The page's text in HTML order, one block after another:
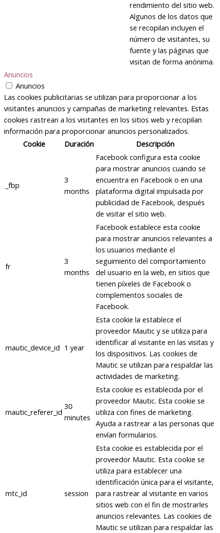
rendimiento del sitio web.
Algunos de los datos que
se recopilan incluyen el
número de visitantes, su
fuente y las páginas que
visitan de forma anónima.
Anuncios
Anuncios
Las cookies publicitarias se utilizan para proporcionar a los
visitantes anuncios y campañas de marketing relevantes. Estas
cookies rastrean a los visitantes en los sitios web y recopilan
información para proporcionar anuncios personalizados.
Cookie
Duración Descripción
_fbp
3
months
Facebook configura esta cookie
para mostrar anuncios cuando se
encuentra en Facebook o en una
plataforma digital impulsada por
publicidad de Facebook, después
de visitar el sitio web.
fr
3
months
Facebook establece esta cookie
para mostrar anuncios relevantes a
los usuarios mediante el
seguimiento del comportamiento
del usuario en la web, en sitios que
tienen píxeles de Facebook o
complementos sociales de
Facebook.
mautic_device_id 1 year
Esta cookie la establece el
proveedor Mautic y se utiliza para
identificar al visitante en las visitas y
los dispositivos. Las cookies de
Mautic se utilizan para respaldar las
actividades de marketing.
mautic_referer_id
30
minutes
Esta cookie es establecida por el
proveedor Mautic. Esta cookie se
utiliza con fines de marketing.
Ayuda a rastrear a las personas que
envían formularios.
mtc_id session
Esta cookie es establecida por el
proveedor Mautic. Esta cookie se
utiliza para establecer una
identificación única para el visitante,
para rastrear al visitante en varios
sitios web con el fin de mostrarles
anuncios relevantes. Las cookies de
Mautic se utilizan para respaldar las